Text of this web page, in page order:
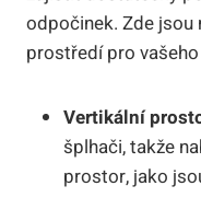
odpočinek.⁣ Zde
prostředí‍ pro
Vertikální
‌šplhači, takže
prostor, jako